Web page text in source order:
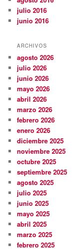
julio 2016
junio 2016
ARCHIVOS
agosto 2026
julio 2026
junio 2026
mayo 2026
abril 2026
marzo 2026
febrero 2026
enero 2026
diciembre 2025
noviembre 2025
octubre 2025
septiembre 2025
agosto 2025
julio 2025
junio 2025
mayo 2025
abril 2025
marzo 2025
febrero 2025